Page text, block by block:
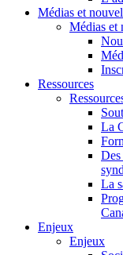
Médias et
Médias et
Ressources
La
Des
La
Enjeux
Enjeux